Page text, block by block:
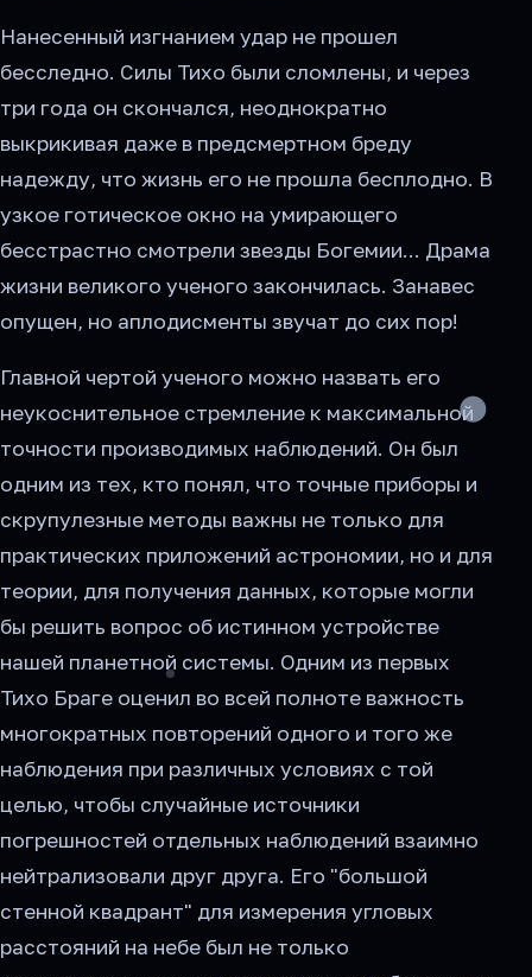
Нанесенный изгнанием удар не прошел
бесследно. Силы Тихо были сломлены, и через
три года он скончался, неоднократно
выкрикивая даже в предсмертном бреду
надежду, что жизнь его не прошла бесплодно. В
узкое готическое окно на умирающего
бесстрастно смотрели звезды Богемии... Драма
жизни великого ученого закончилась. Занавес
опущен, но аплодисменты звучат до сих пор!
Главной чертой ученого можно назвать его
неукоснительное стремление к максимальной
точности производимых наблюдений. Он был
одним из тех, кто понял, что точные приборы и
скрупулезные методы важны не только для
практических приложений астрономии, но и для
теории, для получения данных, которые могли
бы решить вопрос об истинном устройстве
нашей планетной системы. Одним из первых
Тихо Браге оценил во всей полноте важность
многократных повторений одного и того же
наблюдения при различных условиях с той
целью, чтобы случайные источники
погрешностей отдельных наблюдений взаимно
нейтрализовали друг друга. Его "большой
стенной квадрант" для измерения угловых
расстояний на небе был не только